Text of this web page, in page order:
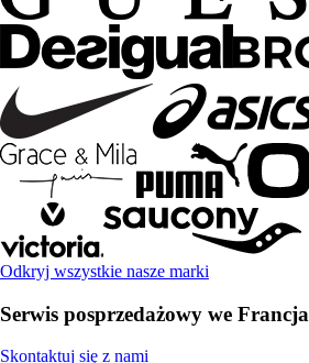
Odkryj wszystkie nasze marki
Serwis posprzedażowy we Francja
Skontaktuj się z nami